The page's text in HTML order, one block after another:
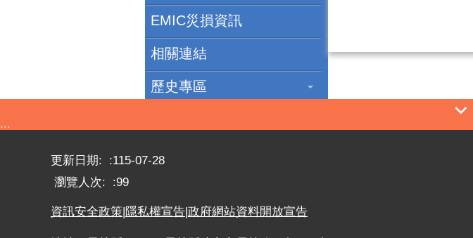
EMIC災損資訊
相關連結
歷史專區
:::
更新日期:
115-07-28
瀏覽人次:
99
資訊安全政策|隱私權宣告|政府網站資料開放宣告